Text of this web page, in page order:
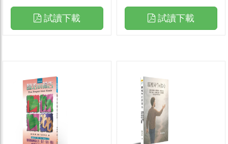
試讀下載 試讀下載